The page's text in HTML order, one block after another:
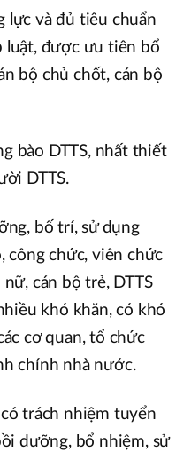
lực và đủ tiêu chuẩn
luật, được ưu tiên bổ
bộ chủ chốt, cán bộ
bào DTTS, nhất thiết
DTTS.
bố trí, sử dụng
công chức, viên chức
cán bộ trẻ, DTTS
khó khăn, có khó
cơ quan, tổ chức
chính nhà nước.
trách nhiệm tuyển
dưỡng, bổ nhiệm, sử